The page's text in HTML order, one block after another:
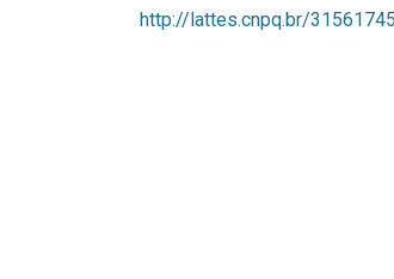
http://lattes.cnpq.br/